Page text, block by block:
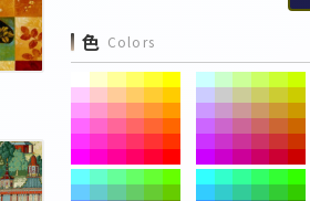
色 Colors